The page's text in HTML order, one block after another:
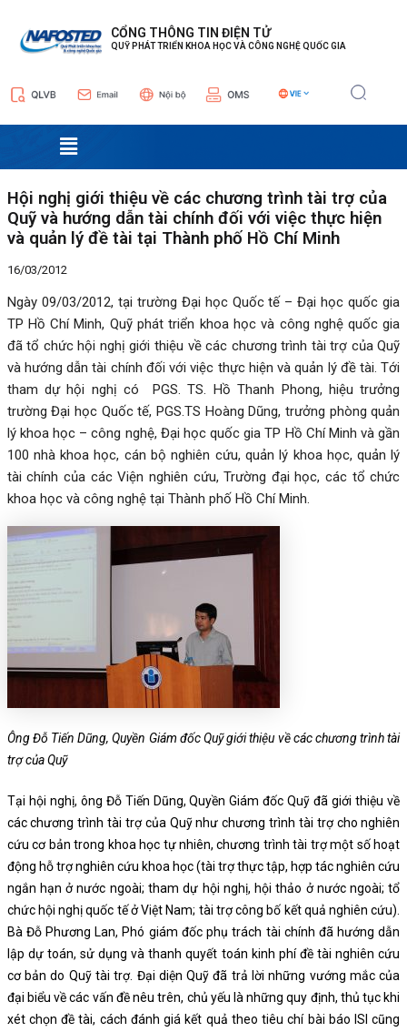
CỔNG THÔNG TIN ĐIỆN TỬ
QUỸ PHÁT TRIỂN KHOA HỌC VÀ CÔNG NGHỆ QUỐC GIA
Menu
Hội nghị giới thiệu về các chương trình tài trợ của
Quỹ và hướng dẫn tài chính đối với việc thực hiện
và quản lý đề tài tại Thành phố Hồ Chí Minh
16/03/2012
Ngày 09/03/2012, tại trường Đại học Quốc tế – Đại học quốc gia
TP Hồ Chí Minh, Quỹ phát triển khoa học và công nghệ quốc gia
đã tổ chức hội nghị giới thiệu về các chương trình tài trợ của Quỹ
và hướng dẫn tài chính đối với việc thực hiện và quản lý đề tài. Tới
tham dự hội nghị có PGS. TS. Hồ Thanh Phong, hiệu trưởng
trường Đại học Quốc tế, PGS.TS Hoàng Dũng, trưởng phòng quản
lý khoa học – công nghệ, Đại học quốc gia TP Hồ Chí Minh và gần
100 nhà khoa học, cán bộ nghiên cứu, quản lý khoa học, quản lý
tài chính của các Viện nghiên cứu, Trường đại học, các tổ chức
khoa học và công nghệ tại Thành phố Hồ Chí Minh.
Ông Đỗ Tiến Dũng, Quyền Giám đốc Quỹ giới thiệu về các chương trình tài
trợ của Quỹ
Tại hội nghị, ông Đỗ Tiến Dũng, Quyền Giám đốc Quỹ đã giới thiệu về
các chương trình tài trợ của Quỹ như chương trình tài trợ cho nghiên
cứu cơ bản trong khoa học tự nhiên, chương trình tài trợ một số hoạt
động hỗ trợ nghiên cứu khoa học (tài trợ thực tập, hợp tác nghiên cứu
ngắn hạn ở nước ngoài; tham dự hội nghị, hội thảo ở nước ngoài; tổ
chức hội nghị quốc tế ở Việt Nam; tài trợ công bố kết quả nghiên cứu).
Bà Đỗ Phương Lan, Phó giám đốc phụ trách tài chính đã hướng dẫn
lập dự toán, sử dụng và thanh quyết toán kinh phí đề tài nghiên cứu
cơ bản do Quỹ tài trợ. Đại diện Quỹ đã trả lời những vướng mắc của
đại biểu về các vấn đề nêu trên, chủ yếu là những quy định, thủ tục khi
xét chọn đề tài, cách đánh giá kết quả theo tiêu chí bài báo ISI cũng
hướng
bài